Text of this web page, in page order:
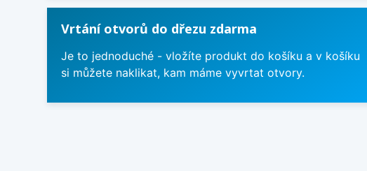
Vrtání otvorů do dřezu zdarma
Je to jednoduché - vložíte produkt do košíku a v košíku
si můžete naklikat, kam máme vyvrtat otvory.